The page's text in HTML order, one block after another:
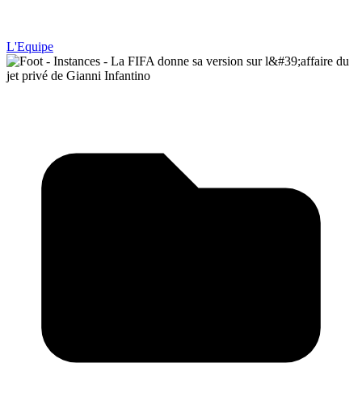
L'Equipe